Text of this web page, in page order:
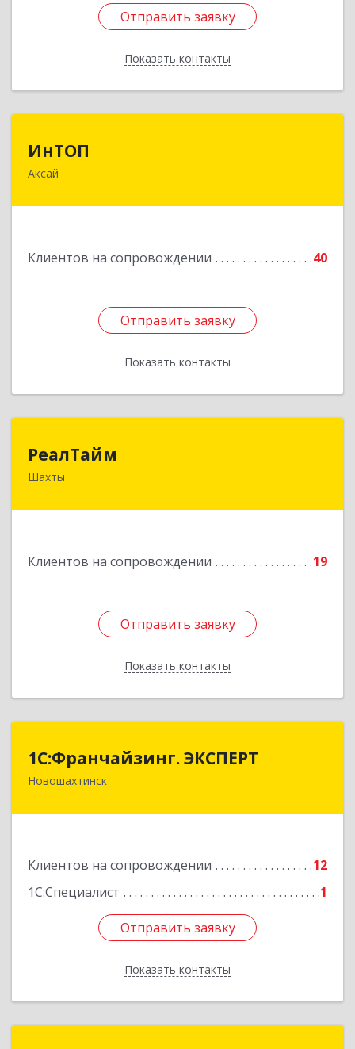
Отправить заявку
Показать контакты
Отправить заявку
Назад
ИнТОП
Аксай
Клиентов на сопровождении 40
Отправить заявку
Показать контакты
344000, Ростов-на-Дону г, Буденновский пр-кт,
Отправить заявку
Назад
РеалТайм
Шахты
Клиентов на сопровождении 19
Отправить заявку
Показать контакты
Отправить заявку
Назад
1С:Франчайзинг. ЭКСПЕРТ
Новошахтинск
Клиентов на сопровождении
12
1С:Специалист
1
Отправить заявку
Показать контакты
1С:Франчайзинг. ЭКСПЕРТ
346901, Ростовская обл, Новошахтинск г,
Отправить заявку
Назад